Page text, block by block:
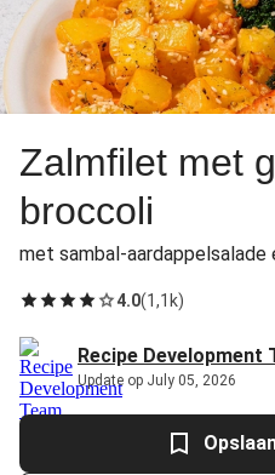
Zalmfilet met
broccoli
met sambal-aardappelsalade
4.0(1,1k)
Recipe Development
Update op July 05, 2026